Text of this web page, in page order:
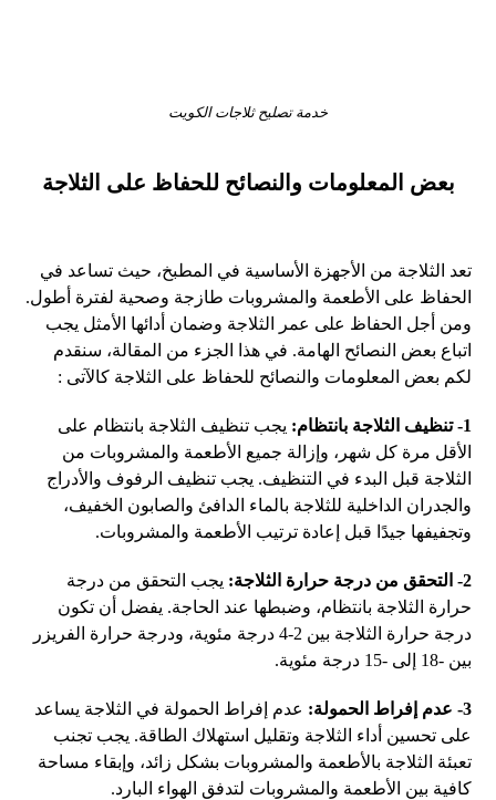
خدمة تصليح ثلاجات الكويت
بعض المعلومات والنصائح للحفاظ على الثلاجة
تعد الثلاجة من الأجهزة الأساسية في المطبخ، حيث تساعد في
الحفاظ على الأطعمة والمشروبات طازجة وصحية لفترة أطول.
ومن أجل الحفاظ على عمر الثلاجة وضمان أدائها الأمثل يجب
اتباع بعض النصائح الهامة. في هذا الجزء من المقالة، سنقدم
لكم بعض المعلومات والنصائح للحفاظ على الثلاجة كالآتى :
1- تنظيف الثلاجة بانتظام:
يجب تنظيف الثلاجة بانتظام على
الأقل مرة كل شهر، وإزالة جميع الأطعمة والمشروبات من
الثلاجة قبل البدء في التنظيف. يجب تنظيف الرفوف والأدراج
والجدران الداخلية للثلاجة بالماء الدافئ والصابون الخفيف،
وتجفيفها جيدًا قبل إعادة ترتيب الأطعمة والمشروبات.
2- التحقق من درجة حرارة الثلاجة:
يجب التحقق من درجة
حرارة الثلاجة بانتظام، وضبطها عند الحاجة. يفضل أن تكون
درجة حرارة الثلاجة بين 2-4 درجة مئوية، ودرجة حرارة الفريزر
بين -18 إلى -15 درجة مئوية.
3- عدم إفراط الحمولة:
عدم إفراط الحمولة في الثلاجة يساعد
على تحسين أداء الثلاجة وتقليل استهلاك الطاقة. يجب تجنب
تعبئة الثلاجة بالأطعمة والمشروبات بشكل زائد، وإبقاء مساحة
كافية بين الأطعمة والمشروبات لتدفق الهواء البارد.